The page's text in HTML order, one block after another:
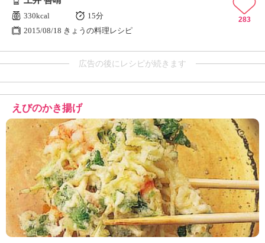
330kcal
15分
2015/08/18 きょうの料理レシピ
283
広告の後にレシピが続きます
えびのかき揚げ